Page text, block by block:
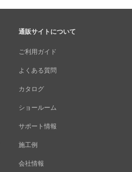
通販サイトについて
ご利用ガイド
よくある質問
カタログ
ショールーム
サポート情報
施工例
会社情報